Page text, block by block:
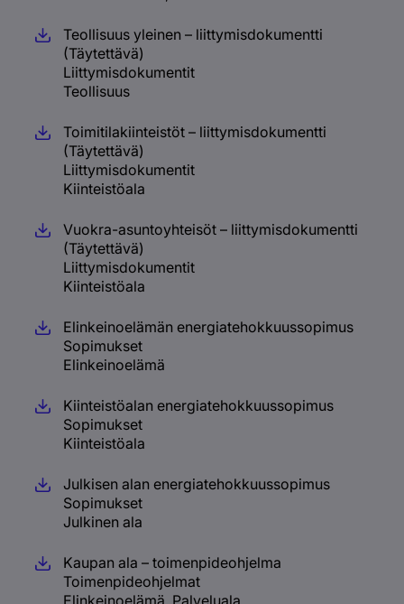
Teollisuus yleinen – liittymisdokumentti
(Täytettävä)
Liittymisdokumentit
Teollisuus
Toimitilakiinteistöt – liittymisdokumentti
(Täytettävä)
Liittymisdokumentit
Kiinteistöala
Vuokra-asuntoyhteisöt – liittymisdokumentti
(Täytettävä)
Liittymisdokumentit
Kiinteistöala
Elinkeinoelämän energiatehokkuussopimus
Sopimukset
Elinkeinoelämä
Kiinteistöalan energiatehokkuussopimus
Sopimukset
Kiinteistöala
Julkisen alan energiatehokkuussopimus
Sopimukset
Julkinen ala
Kaupan ala – toimenpideohjelma
Toimenpideohjelmat
Elinkeinoelämä, Palveluala